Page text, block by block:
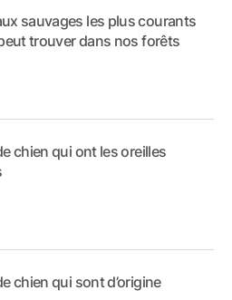
sauvages les plus courants
trouver dans nos forêts
chien qui ont les oreilles
chien qui sont d’origine